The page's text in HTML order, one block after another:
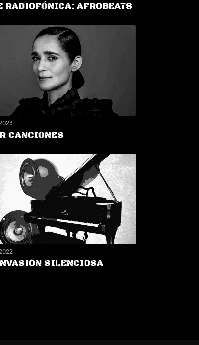
RADIOFÓNICA: AFROBEATS
CANCIONES
SILENCIOSA